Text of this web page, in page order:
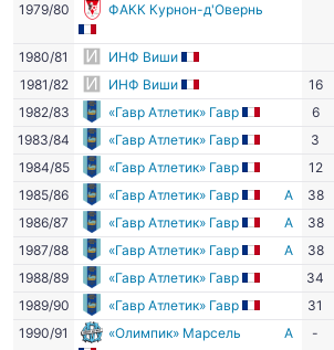
1979/80
ФАКК Курнон-д'Овернь
1980/81
ИНФ Виши
1981/82
ИНФ Виши 16
1982/83
«Гавр Атлетик» Гавр 6
1983/84
«Гавр Атлетик» Гавр 3
1984/85
«Гавр Атлетик» Гавр 12
1985/86
«Гавр Атлетик» Гавр А 38
1986/87
«Гавр Атлетик» Гавр А 38
1987/88
«Гавр Атлетик» Гавр А 38
1988/89
«Гавр Атлетик» Гавр 34
1989/90
«Гавр Атлетик» Гавр 31
1990/91
«Олимпик» Марсель А -